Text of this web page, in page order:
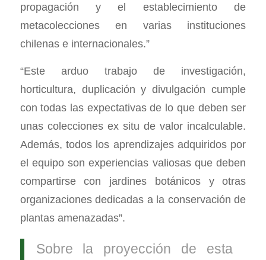
propagación y el establecimiento de
metacolecciones en varias instituciones
chilenas e internacionales.”
“Este arduo trabajo de investigación,
horticultura, duplicación y divulgación cumple
con todas las expectativas de lo que deben ser
unas colecciones ex situ de valor incalculable.
Además, todos los aprendizajes adquiridos por
el equipo son experiencias valiosas que deben
compartirse con jardines botánicos y otras
organizaciones dedicadas a la conservación de
plantas amenazadas”.
Sobre la proyección de esta